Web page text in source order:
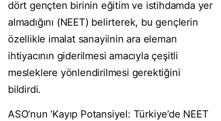
dört gençten birinin eğitim ve istihdamda yer
almadığını (NEET) belirterek, bu gençlerin
özellikle imalat sanayiinin ara eleman
ihtiyacının giderilmesi amacıyla çeşitli
mesleklere yönlendirilmesi gerektiğini
bildirdi.
ASO’nun ‘Kayıp Potansiyel: Türkiye’de NEET